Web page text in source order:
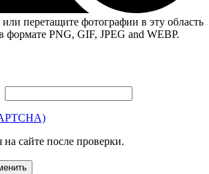
перетащите фотографии в эту область
формате PNG, GIF, JPEG and WEBP.
сайте после проверки.